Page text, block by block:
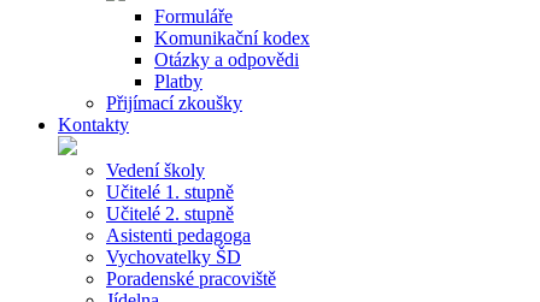
Formuláře
Komunikační kodex
Otázky a odpovědi
Platby
Přijímací zkoušky
Kontakty
Vedení školy
Učitelé 1. stupně
Učitelé 2. stupně
Asistenti pedagoga
Vychovatelky ŠD
Poradenské pracoviště